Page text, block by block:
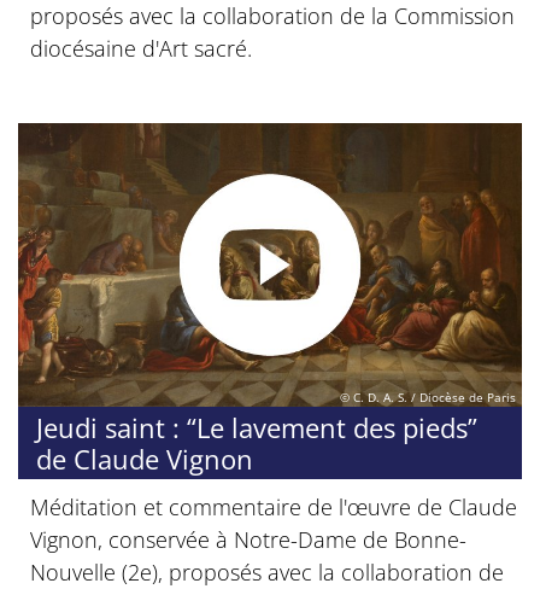
proposés avec la collaboration de la Commission
diocésaine d'Art sacré.
© C. D. A. S. / Diocèse de Paris
Jeudi saint : “Le lavement des pieds”
de Claude Vignon
Méditation et commentaire de l'œuvre de Claude
Vignon, conservée à Notre-Dame de Bonne-
Nouvelle (2e), proposés avec la collaboration de